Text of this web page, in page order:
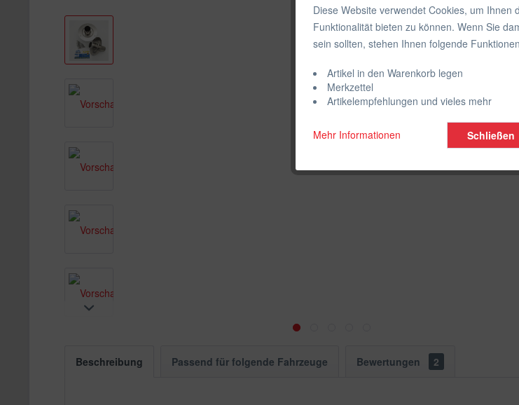
Beschreibung Passend für folgende Fahrzeuge Bewertungen 2
Diese Website verwendet Cookies, um Ihnen
Funktionalität bieten zu können. Wenn Sie
sein sollten, stehen Ihnen folgende
Artikel in den Warenkorb legen
Merkzettel
Artikelempfehlungen und vieles mehr
Mehr Informationen Schließen